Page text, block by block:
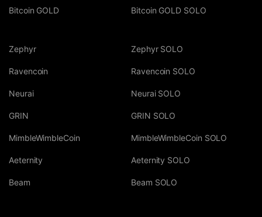
Bitcoin GOLD Bitcoin GOLD SOLO
Zephyr
Ravencoin
Neurai
GRIN
MimbleWimbleCoin
Aeternity
Beam
Zephyr SOLO
Ravencoin SOLO
Neurai SOLO
GRIN SOLO
MimbleWimbleCoin SOLO
Aeternity SOLO
Beam SOLO